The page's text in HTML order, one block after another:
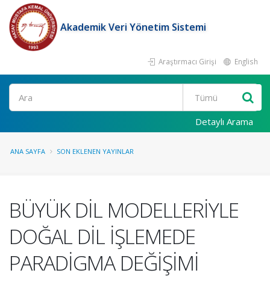
Akademik Veri Yönetim Sistemi
Araştırmacı Girişi English
Ara
Detaylı Arama
ANA SAYFA SON EKLENEN YAYINLAR
BÜYÜK DİL MODELLERİYLE
DOĞAL DİL İŞLEMEDE
PARADİGMA DEĞİŞİMİ